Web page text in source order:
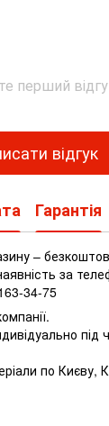
перший
відгук
Гарантія
–
за
34-75
по Києву,